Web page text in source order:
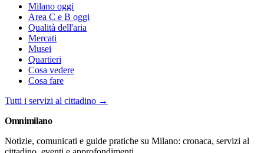
Milano oggi
Area C e B oggi
Qualità dell'aria
Mercati
Musei
Quartieri
Cosa vedere
Cosa fare
Tutti i servizi al cittadino →
Omnimilano
Notizie, comunicati e guide pratiche su Milano: cronaca, servizi al